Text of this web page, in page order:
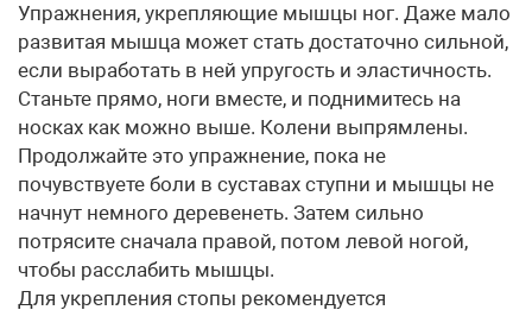
Упражнения, укрепляющие мышцы ног. Даже мало
развитая мышца может стать достаточно сильной,
если выработать в ней упругость и эластичность.
Станьте прямо, ноги вместе, и поднимитесь на
носках как можно выше. Колени выпрямлены.
Продолжайте это упражнение, пока не
почувствуете боли в суставах ступни и мышцы не
начнут немного деревенеть. Затем сильно
потрясите сначала правой, потом левой ногой,
чтобы расслабить мышцы.
Для укрепления стопы рекомендуется